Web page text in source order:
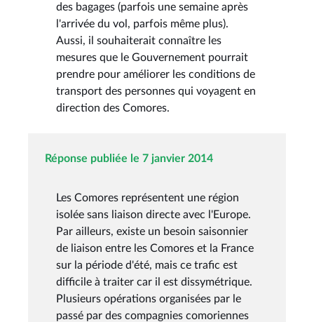
des bagages (parfois une semaine après
l'arrivée du vol, parfois même plus).
Aussi, il souhaiterait connaître les
mesures que le Gouvernement pourrait
prendre pour améliorer les conditions de
transport des personnes qui voyagent en
direction des Comores.
Réponse publiée le 7 janvier 2014
Les Comores représentent une région
isolée sans liaison directe avec l'Europe.
Par ailleurs, existe un besoin saisonnier
de liaison entre les Comores et la France
sur la période d'été, mais ce trafic est
difficile à traiter car il est dissymétrique.
Plusieurs opérations organisées par le
passé par des compagnies comoriennes